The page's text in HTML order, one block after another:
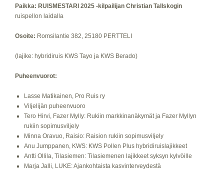
Paikka: RUISMESTARI 2025 -kilpailijan Christian Tallskogin
ruispellon laidalla
Osoite: Romsilantie 382, 25180 PERTTELI
(lajike: hybridiruis KWS Tayo ja KWS Berado)
Puheenvuorot:
Lasse Matikainen, Pro Ruis ry
Viljelijän puheenvuoro
Tero Hirvi, Fazer Mylly: Rukiin markkinanäkymät ja Fazer Myllyn
rukiin sopimusviljely
Minna Oravuo, Raisio: Raision rukiin sopimusviljely
Anu Jumppanen, KWS: KWS Pollen Plus hybridiruislajikkeet
Antti Ollila, Tilasiemen: Tilasiemenen lajikkeet syksyn kylvöille
Marja Jalli, LUKE: Ajankohtaista kasvinterveydestä